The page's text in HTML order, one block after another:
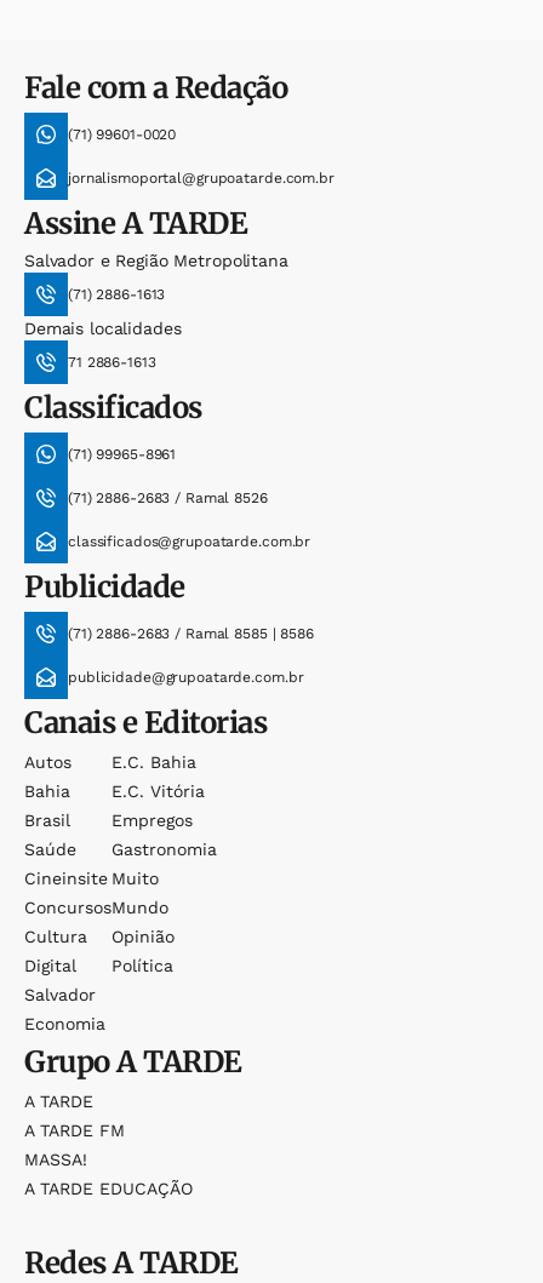
Fale com a Redação
(71) 99601-0020
jornalismoportal@grupoatarde.com.br
AssineA TARDE
Salvador e Região Metropolitana
(71) 2886-1613
Demais localidades
71 2886-1613
Classificados
(71) 99965-8961
(71) 2886-2683 / Ramal 8526
classificados@grupoatarde.com.br
Publicidade
(71) 2886-2683 / Ramal 8585 | 8586
publicidade@grupoatarde.com.br
Canais e Editorias
Autos
Bahia
Brasil
Saúde
Cineinsite
Concursos
Cultura
Digital
Salvador
Economia
E.c. Bahia
E.c. Vitória
Empregos
Gastronomia
Muito
Mundo
Opinião
Política
GrupoA TARDE
A TARDE
A TARDE FM
MASSA!
A TARDE EDUCAÇÃO
RedesA TARDE